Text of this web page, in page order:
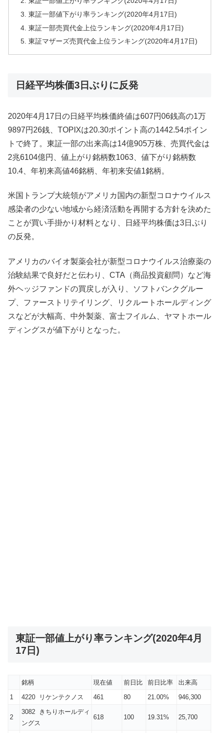
東証一部値下がり率ランキング(2020年4月17日)
東証一部売買代金上位ランキング(2020年4月17日)
東証マザーズ売買代金上位ランキング(2020年4月17日)
日経平均株価3日ぶりに反発
2020年4月17日の日経平均株価終値は607円06銭高の1万
9897円26銭、TOPIXは20.30ポイント高の1442.54ポイン
トで終了。東証一部の出来高は14億905万株、売買代金は
2兆6104億円、値上がり銘柄数1063、値下がり銘柄数
10.4、年初来高値46銘柄、年初来安値1銘柄。
米国トランプ大統領がアメリカ国内の新型コロナウイルス
感染者の少ない地域から経済活動を再開する方針を決めた
ことが買い手掛かり材料となり、日経平均株価は3日ぶり
の反発。
アメリカのバイオ製薬会社が新型コロナウイルス治療薬の
治験結果で良好だと伝わり、CTA（商品投資顧問）など海
外ヘッジファンドの買戻しが入り、ソフトバンクグルー
プ、ファーストリテイリング、リクルートホールディング
スなどが大幅高、中外製薬、富士フイルム、ヤマトホール
ディングスが値下がりとなった。
東証一部値上がり率ランキング(2020年4月
17日)
銘柄 現在値 前日比 前日比率
出来高
1
4220 リケンテクノス 461 80 21.00% 946,300
2
3082 きちりホールディ
ングス
618 100 19.31% 25,700